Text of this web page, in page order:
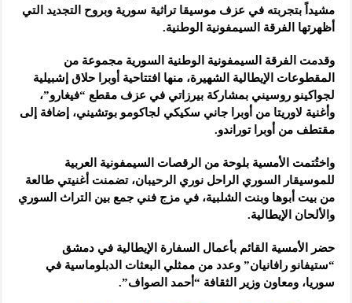
مشيداً ‌‏بتجربته في عزف موسيقا تراثية سورية وبروح التجديد التي
أظهرتها الفرقة ‌‏السيمفونية الوطنية.‏
وقدمت الفرقة السيمفونية الوطنية السورية مجموعة من
المقطوعات الإيطالية ‌‏الشهيرة، منها افتتاحية أوبرا حلاق إشبيلية
لجواكينو روسيني بمشاركة ‌‏بيرزاتي في عزف مقطع “فيغارو”،
وأغنية لاوريتا من أوبرا جاني سكيكي ‌‏لجاكومو بوتشيني، إضافة إلى
مقتطف من أوبرا توراندو.‏
واختُتمت الأمسية بلوحة من الرقصات السيمفونية العربية
للموسيقار السوري ‌‏الراحل نوري الرحيبان، تضمنت أغنيتي طالعة
من بيت أبوها وبنت الشلبية، ‌‏في مزج فني جمع بين التراث السوري
والألحان الإيطالية.‏
حضر الأمسية القائم بأعمال السفارة الإيطالية في دمشق
“ستيفانو رافانيان” وعدد من ممثلي البعثات الدبلوماسية في
سوريا، ومعاون وزير الثقافة “أحمد الصواف”.